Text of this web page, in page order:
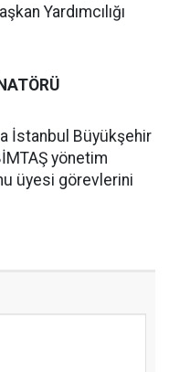
Yardımcılığı
İstanbul Büyükşehir
yönetim
üyesi görevlerini